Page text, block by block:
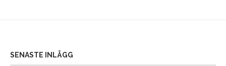
SENASTE INLÄGG